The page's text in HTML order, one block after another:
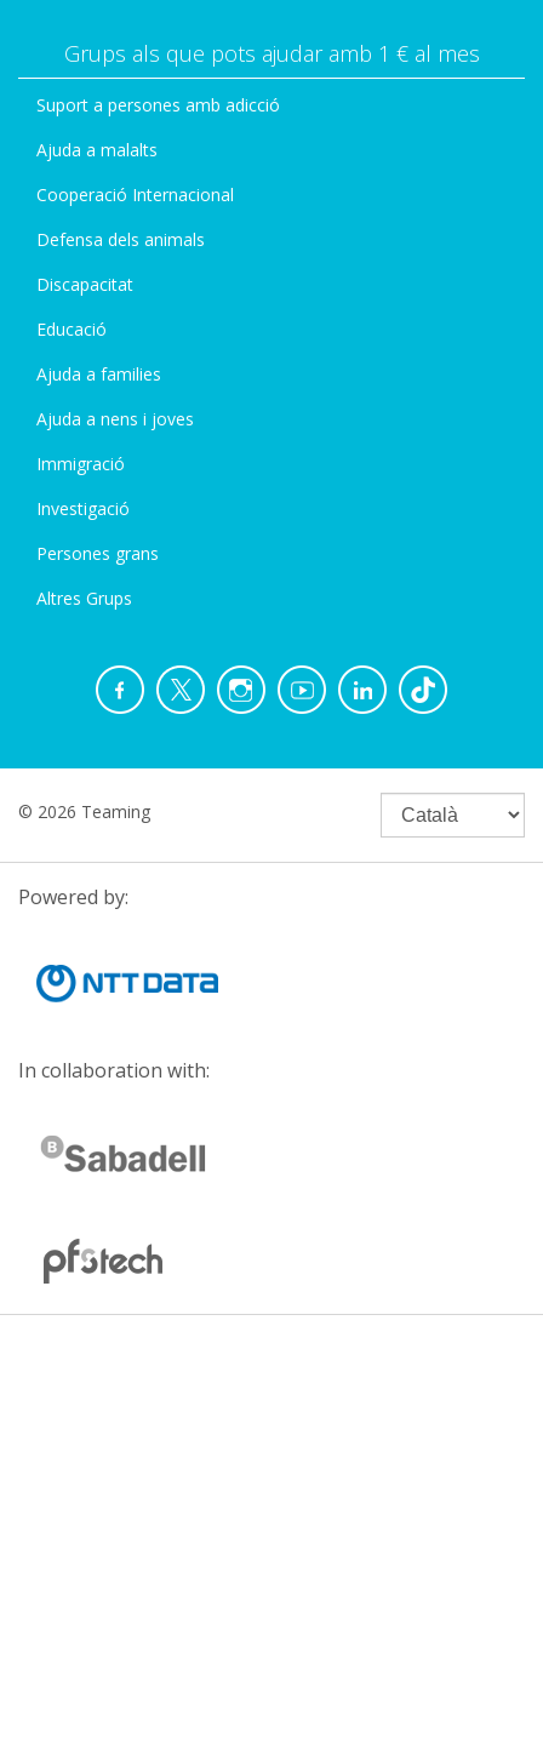
Grups als que pots ajudar amb 1 € al mes
Suport a persones amb adicció
Ajuda a malalts
Cooperació Internacional
Defensa dels animals
Discapacitat
Educació
Ajuda a families
Ajuda a nens i joves
Immigració
Investigació
Persones grans
Altres Grups
© 2026 Teaming
Powered by:
In collaboration with: